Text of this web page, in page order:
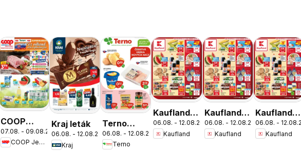
COOP
Jednota
cez víkend
07.08. - 09.08.2026
COOP Jednota
Kraj leták
06.08. - 12.08.2026
Kraj
Terno
leták
06.08. - 12.08.2026
Terno
Kaufland
Bratislava-
Patrónka
06.08. - 12.08.2026
Kaufland
Kaufland
Bratislava-
Nové
06.08. - 12.08.2026
Kaufland
Kaufland
Bratislava-
Petržalka
06.08. -
Kaufland